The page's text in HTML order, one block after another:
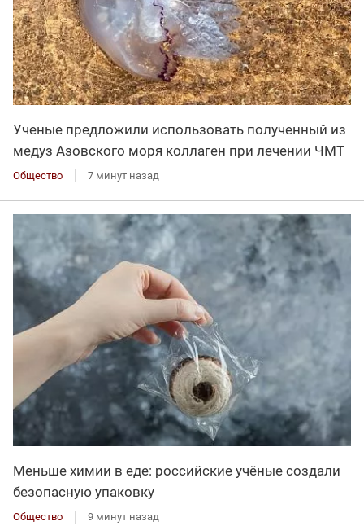
Ученые предложили использовать полученный из
медуз Азовского моря коллаген при лечении ЧМТ
Общество 7 минут назад
Меньше химии в еде: российские учёные создали
безопасную упаковку
Общество 9 минут назад